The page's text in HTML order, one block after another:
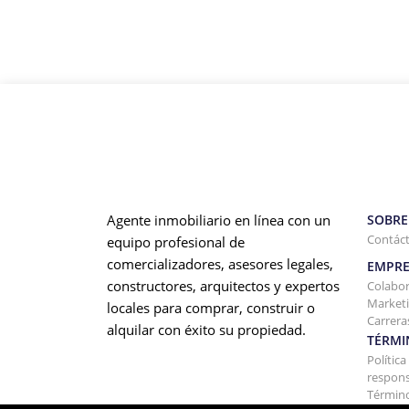
Agente inmobiliario en línea con un
equipo profesional de
comercializadores, asesores legales,
constructores, arquitectos y expertos
locales para comprar, construir o
alquilar con éxito su propiedad.